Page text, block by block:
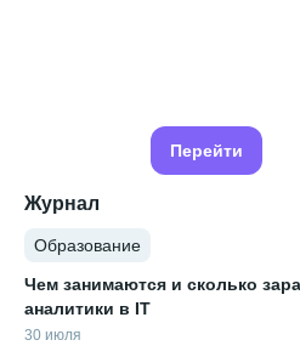
Перейти
Журнал
Образование
Чем занимаются и сколько
аналитики в IT
30 июля